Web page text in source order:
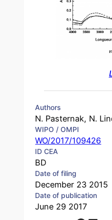
Authors
N. Pasternak, N.
WIPO / OMPI
WO/2017/109426
ID CEA
BD
Date of filing
December 23 2015
Date of publication
June 29 2017